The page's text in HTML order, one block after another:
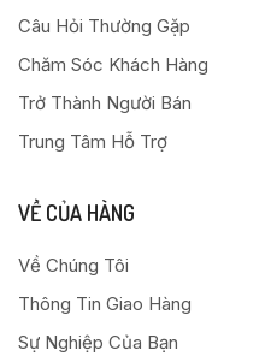
Câu Hỏi Thường Gặp
Chăm Sóc Khách Hàng
Trở Thành Người Bán
Trung Tâm Hỗ Trợ
VỀ CỦA HÀNG
Về Chúng Tôi
Thông Tin Giao Hàng
Sự Nghiệp Của Bạn